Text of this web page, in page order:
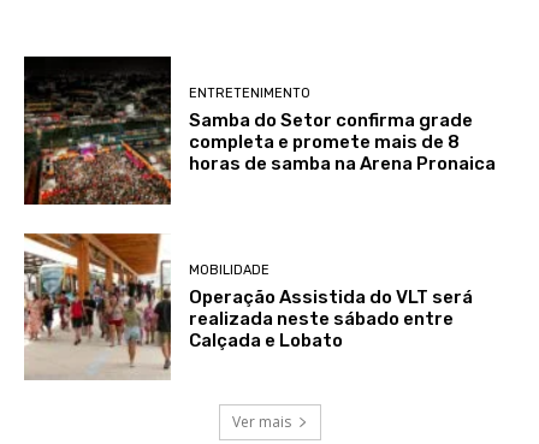
ENTRETENIMENTO
Samba do Setor confirma grade
completa e promete mais de 8
horas de samba na Arena Pronaica
MOBILIDADE
Operação Assistida do VLT será
realizada neste sábado entre
Calçada e Lobato
Ver mais